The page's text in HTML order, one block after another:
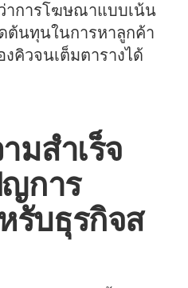
าการโฆษณาแบบเน้น
ต้นทุนในการหาลูกค้า
คิวจนเต็มตารางได้
มสำเร็จ
การ
บธุรกิจส